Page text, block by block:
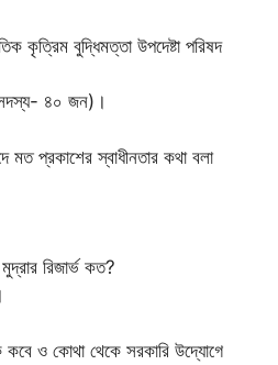
কৃত্রিম বুদ্ধিমত্তা উপদেষ্টা পরিষদ
৪০ জন)।
মত প্রকাশের স্বাধীনতার কথা বলা
রিজার্ভ কত?
ও কোথা থেকে সরকারি উদ্যোগে